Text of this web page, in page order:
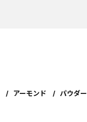
アーモンド パウダー